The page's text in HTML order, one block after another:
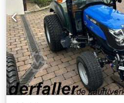
diagonaldäck fram: 6.0-12, bak:
mm, vikt 1 300 kg, tillåten
möjliga mot en merkostnad på
SKICK OCH MAGKÄNSLA
SEKUNDÄRT. Vid frågor kontakta
angivna numret. //BYTE, INBYTE
FORDON SAMT FINANSIERING
utan ansvar. Fler erbjudanden
Beskrivningen och angivna data
utgör ingen utfästelse. Det är